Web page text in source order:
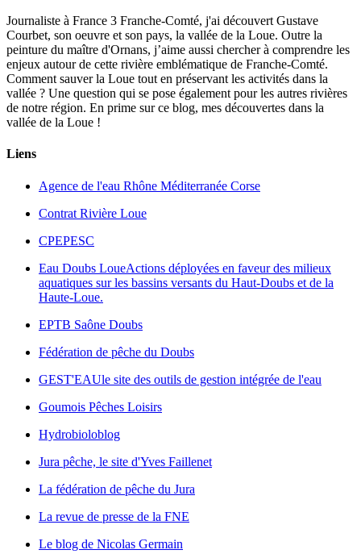
Journaliste à France 3 Franche-Comté, j'ai découvert Gustave
Courbet, son oeuvre et son pays, la vallée de la Loue. Outre la
peinture du maître d'Ornans, j’aime aussi chercher à comprendre les
enjeux autour de cette rivière emblématique de Franche-Comté.
Comment sauver la Loue tout en préservant les activités dans la
vallée ? Une question qui se pose également pour les autres rivières
de notre région. En prime sur ce blog, mes découvertes dans la
vallée de la Loue !
Liens
Agence de l'eau Rhône Méditerranée Corse
Contrat Rivière Loue
CPEPESC
Eau Doubs LoueActions déployées en faveur des milieux
aquatiques sur les bassins versants du Haut-Doubs et de la
Haute-Loue.
EPTB Saône Doubs
Fédération de pêche du Doubs
GEST'EAUle site des outils de gestion intégrée de l'eau
Goumois Pêches Loisirs
Hydrobioloblog
Jura pêche, le site d'Yves Faillenet
La fédération de pêche du Jura
La revue de presse de la FNE
Le blog de Nicolas Germain